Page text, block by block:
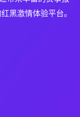
黑激情体验平台。